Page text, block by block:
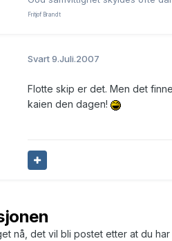
Fritjof Brandt
Svart9.Juli.2007
Flotte skip er det. Men det
kaien den dagen!
nå, det vil bli postet etter at du